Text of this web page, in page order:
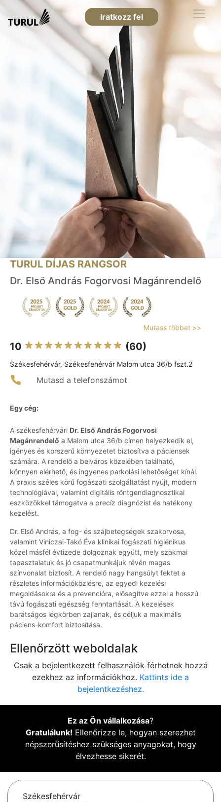
Iratkozz fel
TURUL DÍJAS RANGSOR
Dr. Első András Fogorvosi Magánrendelő
Mutass többet >>
10 (60)
Székesfehérvár, Székesfehérvár Malom utca 36/b fszt.2
Mutasd a telefonszámot
Egy cég:
A székesfehérvári Dr. Első András Fogorvosi
Magánrendelő a Malom utca 36/b címen helyezkedik el,
igényes és korszerű környezetet biztosítva a páciensek
számára. A rendelő a belváros közelében található,
könnyen elérhető, és ingyenes parkolási lehetőséget kínál.
A praxis széles körű fogászati szolgáltatást nyújt, modern
technológiával, valamint digitális röntgendiagnosztikai
eszközökkel támogatva a precíz diagnózist és hatékony
kezelést.
Dr. Első András, a fog- és szájbetegségek szakorvosa,
valamint Viniczai-Takó Éva klinikai fogászati higiénikus
közel másfél évtizede dolgoznak együtt, mely szakmai
tapasztalatuk és jó csapatmunkájuk révén magas
színvonalat biztosít. A rendelő nagy hangsúlyt fektet a
részletes információközlésre, az egyedi kezelési
megoldásokra és a prevencióra, elősegítve ezzel a hosszú
távú fogászati egészség fenntartását. A kezelések
barátságos légkörben zajlanak, és céljuk a maximális
páciens-komfort biztosítása.
Ellenőrzött weboldalak
Csak a bejelentkezett felhasználók férhetnek hozzá
ezekhez az információkhoz. Kattints ide a
bejelentkezéshez.
Ez az Ön vállalkozása?
Gratulálunk! Ellenőrizze le, hogyan szerezhet
népszerűsítéshez szükséges anyagokat, hogy
élvezhesse sikerét.
Székesfehérvár